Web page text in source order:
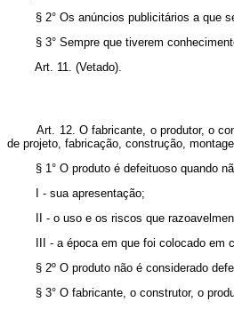
§ 2° Os anúncios publicitários a que se
§ 3° Sempre que tiverem conhecimento
Art. 11. (Vetado).
Art. 12. O fabricante, o produtor, o
de projeto, fabricação, construção,
§ 1° O produto é defeituoso quando não
I - sua apresentação;
II - o uso e os riscos que
III - a época em que foi colocado em
§ 2º O produto não é considerado
§ 3° O fabricante, o construtor, o